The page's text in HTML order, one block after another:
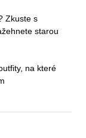
Zkuste s
starou
na které